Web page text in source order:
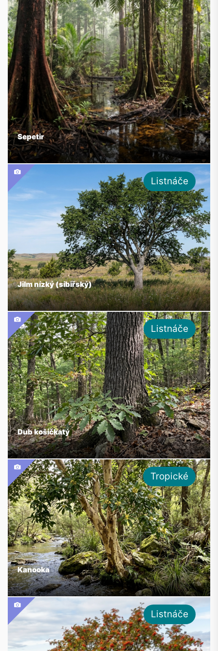
Sepetir
Listnáče
Jilm nízký (sibiřský)
Listnáče
Dub košíčkatý
Tropické
Kanooka
Listnáče